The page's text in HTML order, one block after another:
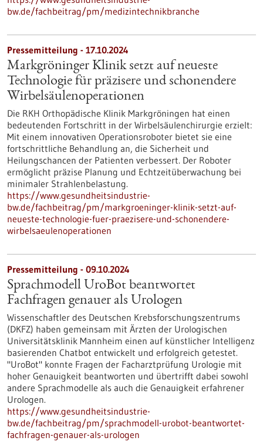
bw.de/fachbeitrag/pm/medizintechnikbranche
Pressemitteilung - 17.10.2024
Markgröninger Klinik setzt auf neueste
Technologie für präzisere und schonendere
Wirbelsäulenoperationen
Die RKH Orthopädische Klinik Markgröningen hat einen
bedeutenden Fortschritt in der Wirbelsäulenchirurgie erzielt:
Mit einem innovativen Operationsroboter bietet sie eine
fortschrittliche Behandlung an, die Sicherheit und
Heilungschancen der Patienten verbessert. Der Roboter
ermöglicht präzise Planung und Echtzeitüberwachung bei
minimaler Strahlenbelastung.
https://www.gesundheitsindustrie-
bw.de/fachbeitrag/pm/markgroeninger-klinik-setzt-auf-
neueste-technologie-fuer-praezisere-und-schonendere-
wirbelsaeulenoperationen
Pressemitteilung - 09.10.2024
Sprachmodell UroBot beantwortet
Fachfragen genauer als Urologen
Wissenschaftler des Deutschen Krebsforschungszentrums
(DKFZ) haben gemeinsam mit Ärzten der Urologischen
Universitätsklinik Mannheim einen auf künstlicher Intelligenz
basierenden Chatbot entwickelt und erfolgreich getestet.
"UroBot" konnte Fragen der Facharztprüfung Urologie mit
hoher Genauigkeit beantworten und übertrifft dabei sowohl
andere Sprachmodelle als auch die Genauigkeit erfahrener
Urologen.
https://www.gesundheitsindustrie-
bw.de/fachbeitrag/pm/sprachmodell-urobot-beantwortet-
fachfragen-genauer-als-urologen